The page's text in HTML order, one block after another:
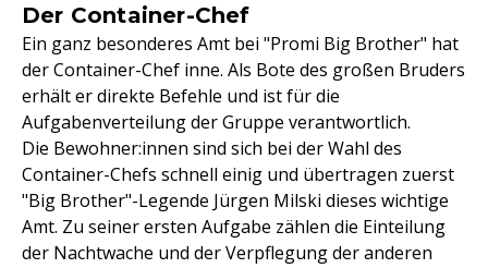
Der Container-Chef
Ein ganz besonderes Amt bei "Promi Big Brother" hat
der Container-Chef inne. Als Bote des großen Bruders
erhält er direkte Befehle und ist für die
Aufgabenverteilung der Gruppe verantwortlich.
Die Bewohner:innen sind sich bei der Wahl des
Container-Chefs schnell einig und übertragen zuerst
"Big Brother"-Legende Jürgen Milski dieses wichtige
Amt. Zu seiner ersten Aufgabe zählen die Einteilung
der Nachtwache und der Verpflegung der anderen